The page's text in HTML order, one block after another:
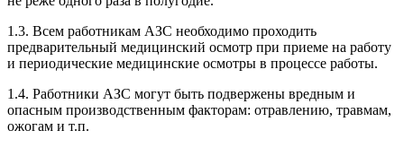
1.3. Всем работникам АЗС необходимо проходить
предварительный медицинский осмотр при приеме на работу
и периодические медицинские осмотры в процессе работы.
1.4. Работники АЗС могут быть подвержены вредным и
опасным производственным факторам: отравлению, травмам,
ожогам и т.п.